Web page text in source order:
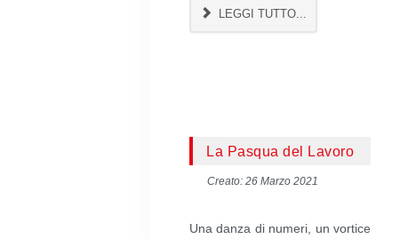
LEGGI TUTTO...
La Pasqua del Lavoro
Creato: 26 Marzo 2021
Una danza di numeri, un vortice